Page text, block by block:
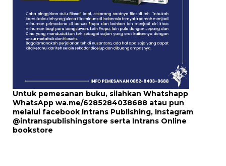
Untuk pemesanan buku, silahkan Whatshapp
WhatsApp wa.me/6285284038688 atau pun
melalui facebook Intrans Publishing, Instagram
@intranspublishingstore serta Intrans Online
bookstore